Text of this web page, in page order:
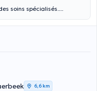
soins spécialisés....
6,6 km